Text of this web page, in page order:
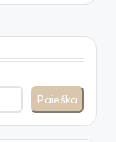
Paieška